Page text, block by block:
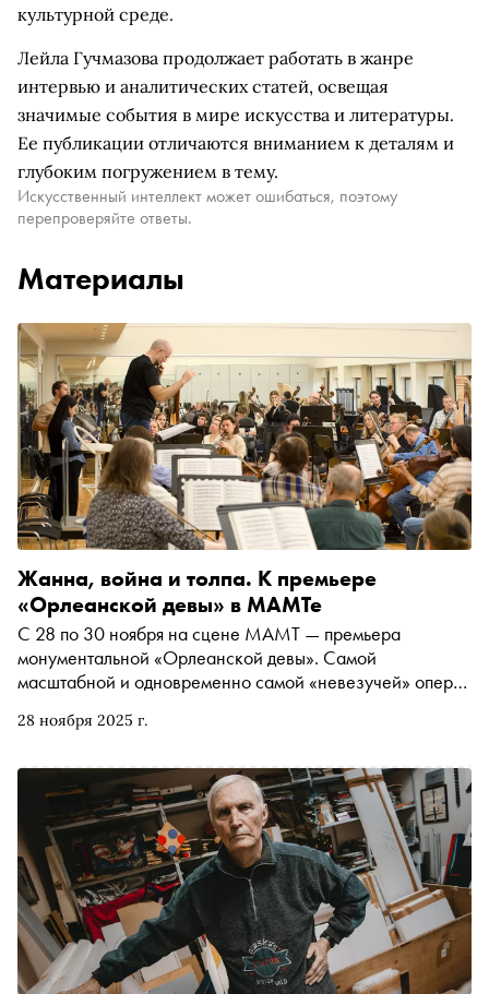
культурной среде.
Лейла Гучмазова продолжает работать в жанре
интервью и аналитических статей, освещая
значимые события в мире искусства и литературы.
Ее публикации отличаются вниманием к деталям и
глубоким погружением в тему.
Искусственный интеллект может ошибаться, поэтому
перепроверяйте ответы.
Материалы
28 ноября 2025 г.
Жанна, война и толпа. К премьере
«Орлеанской девы» в МАМТе
С 28 по 30 ноября на сцене МАМТ — премьера
монументальной «Орлеанской девы». Самой
масштабной и одновременно самой «невезучей» оперы
рассказывает, как сочинение о Жанне д’Арк
чем поплатился композитор за попытку создать grand
opéra, почему советская власть любила эту героиню и
отчего именно сегодня — в эпоху новой этики и ухода со
сцены великих женщин-политиков — утопический сюжет
о деве-воительнице снова захватил оперные сцены